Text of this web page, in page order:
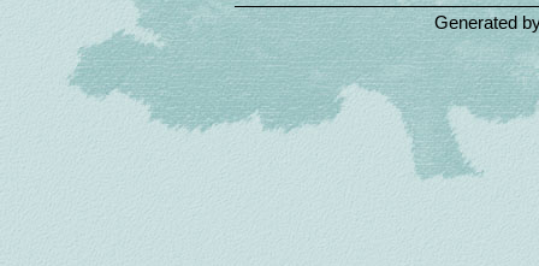
Generated